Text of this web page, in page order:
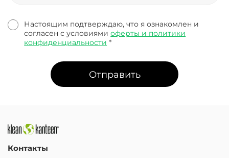
Настоящим подтверждаю, что я ознакомлен и
согласен с условиямиоферты и политики
конфиденциальности *
Отправить
Контакты